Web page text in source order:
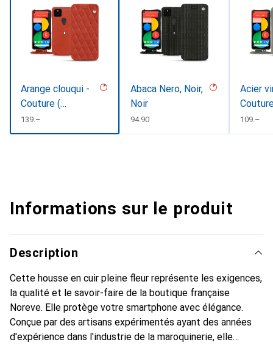
Arange clouqui -
Couture (
Pantone
#D33108 )
CHF
139.–
Abaca Nero, Noir,
Noir
CHF
94.90
Acier
CHF
109.–
Informations sur le produit
Description
Cette housse en cuir pleine fleur représente les exigences,
la qualité et le savoir-faire de la boutique française
Noreve. Elle protège votre smartphone avec élégance.
Conçue par des artisans expérimentés ayant des années
d'expérience dans l'industrie de la maroquinerie, elle